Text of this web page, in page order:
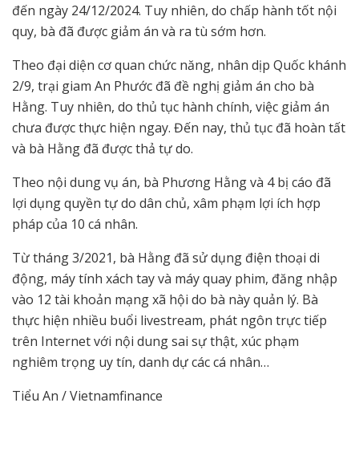
đến ngày 24/12/2024. Tuy nhiên, do chấp hành tốt nội
quy, bà đã được giảm án và ra tù sớm hơn.
Theo đại diện cơ quan chức năng, nhân dịp Quốc khánh
2/9, trại giam An Phước đã đề nghị giảm án cho bà
Hằng. Tuy nhiên, do thủ tục hành chính, việc giảm án
chưa được thực hiện ngay. Đến nay, thủ tục đã hoàn tất
và bà Hằng đã được thả tự do.
Theo nội dung vụ án, bà Phương Hằng và 4 bị cáo đã
lợi dụng quyền tự do dân chủ, xâm phạm lợi ích hợp
pháp của 10 cá nhân.
Từ tháng 3/2021, bà Hằng đã sử dụng điện thoại di
động, máy tính xách tay và máy quay phim, đăng nhập
vào 12 tài khoản mạng xã hội do bà này quản lý. Bà
thực hiện nhiều buổi livestream, phát ngôn trực tiếp
trên Internet với nội dung sai sự thật, xúc phạm
nghiêm trọng uy tín, danh dự các cá nhân…
Tiểu An / Vietnamfinance